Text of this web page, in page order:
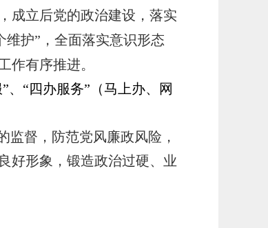
成立后党的政治建设 ，落实
维护”，全面落实意识形态
作有序推进。
、“四办服务”（马上办、网
监督，防范党风廉政风险，
好形象，锻造政治过硬、业